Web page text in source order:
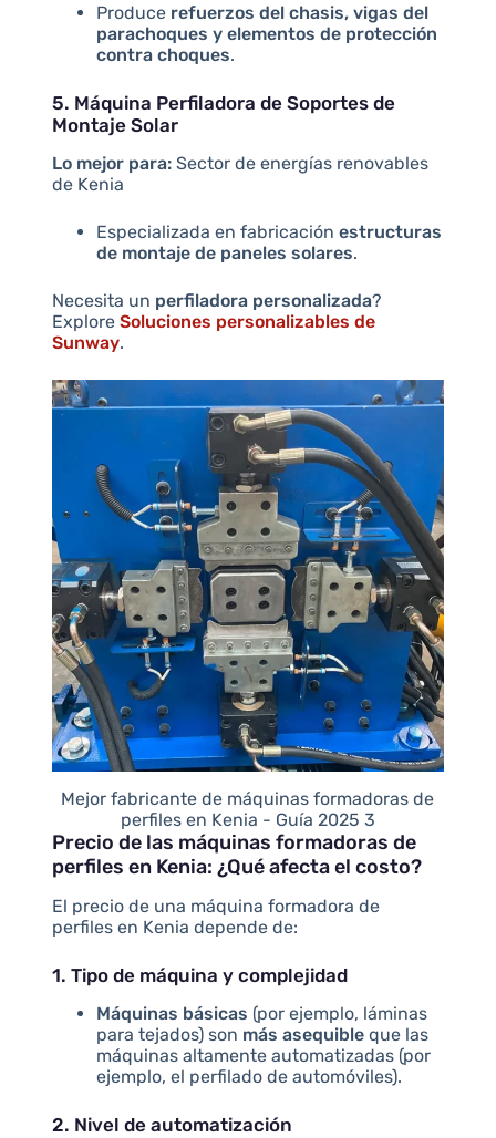
Produce refuerzos del chasis, vigas del
parachoques y elementos de protección
contra choques.
5. Máquina Perfiladora de Soportes de
Montaje Solar
Lo mejor para:Sector de energías renovables
de Kenia
Especializada en fabricación estructuras
de montaje de paneles solares.
Necesita un perfiladora personalizada?
Explore Soluciones personalizables de
Sunway.
Mejor fabricante de máquinas formadoras de
perfiles en Kenia - Guía 2025 3
Precio de las máquinas formadoras de
perfiles en Kenia: ¿Qué afecta el costo?
El precio de una máquina formadora de
perfiles en Kenia depende de:
1. Tipo de máquina y complejidad
Máquinas básicas (por ejemplo, láminas
para tejados) son más asequibleque las
máquinas altamente automatizadas (por
ejemplo, el perfilado de automóviles).
2. Nivel de automatización